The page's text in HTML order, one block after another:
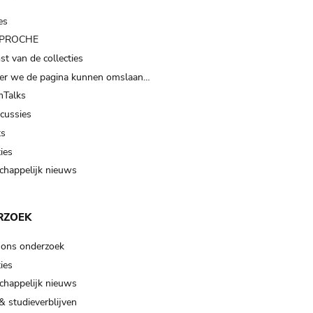
van de collecties
we de pagina kunnen omslaan…
nieuws
onderzoek
nieuws
studieverblijven